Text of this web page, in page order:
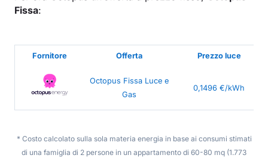
Fissa:
Fornitore Offerta Prezzo luce
Octopus Fissa Luce e
Gas
0,1496 €/kWh
* Costo calcolato sulla sola materia energia in base ai consumi stimati
di una famiglia di 2 persone in un appartamento di 60-80 mq (1.773